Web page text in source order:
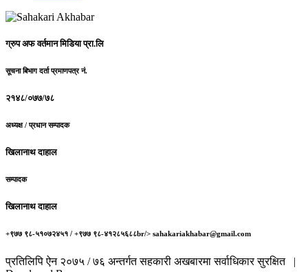
ग्रुप अफ वर्तमान मिडिया प्रा.लि
सूचना बिभाग दर्ता प्रमाणपत्र नं.
२१४८/०७७/७८
अध्यक्ष / प्रधान सम्पादक
खिलानाथ दाहाल
सम्पादक
खिलानाथ दाहाल
+९७७ ९८-५१०७२४५१ / +९७७ ९८-४१२८५६८८br/> sahakariakhabar@gmail.com
प्रतिलिपि ऐन २०७५ / ७६ अन्तर्गत सहकारी अखबारमा सर्वाधिकार सुरक्षित |